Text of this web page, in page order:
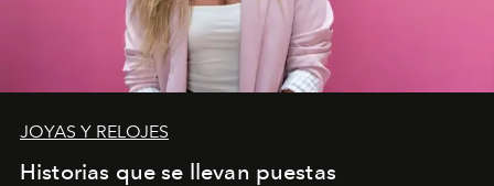
JOYAS Y RELOJES
Historias que se llevan puestas